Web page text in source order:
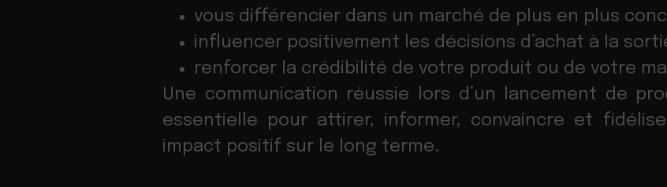
vous différencier dans un marché de plus en plus
influencer positivement les décisions d’achat à la
renforcer la crédibilité de votre produit ou de votre
Une communication réussie lors d’un lancement de
essentielle pour attirer, informer, convaincre et
impact positif sur le long terme.